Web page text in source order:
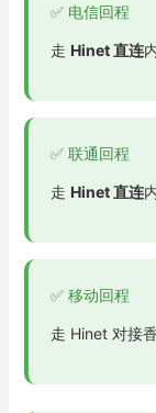
✅ 电信回程
走 Hinet 直连
✅ 联通回程
走 Hinet 直连
✅ 移动回程
走 Hinet 对接